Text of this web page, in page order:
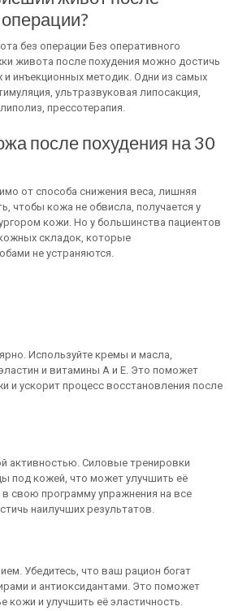
без операции Без оперативного
живота после похудения можно достичь
инъекционных методик. Одни из самых
ультразвуковая липосакция,
прессотерапия.
после похудения на 30
от способа снижения веса, лишняя
чтобы кожа не обвисла, получается у
кожи. Но у большинства пациентов
складок, которые
не устраняются.
Используйте кремы и масла,
и витамины A и E. Это поможет
и ускорит процесс восстановления после
активностью. Силовые тренировки
под кожей, что может улучшить её
свою программу упражнения на все
наилучших результатов.
Убедитесь, что ваш рацион богат
и антиоксидантами. Это поможет
кожи и улучшить её эластичность.